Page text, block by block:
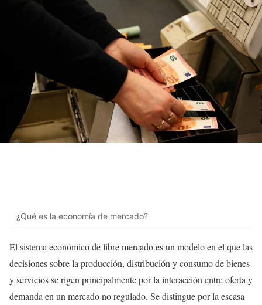
¿Qué es la economía de mercado?
El sistema económico de libre mercado es un modelo en el que las
decisiones sobre la producción, distribución y consumo de bienes
y servicios se rigen principalmente por la interacción entre oferta y
demanda en un mercado no regulado. Se distingue por la escasa